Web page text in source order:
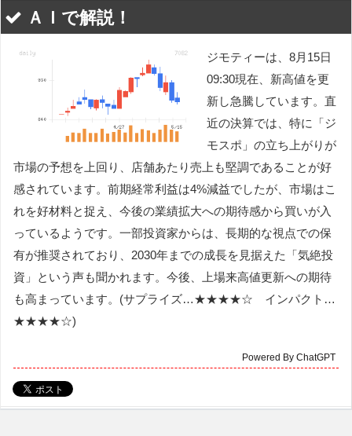
ＡＩで解説！
ジモティーは、8月15日
09:30現在、新高値を更
新し急騰しています。直
近の決算では、特に「ジ
モスポ」の立ち上がりが
市場の予想を上回り、店舗あたり売上も堅調であることが好
感されています。前期経常利益は4%減益でしたが、市場はこ
れを好材料と捉え、今後の業績拡大への期待感から買いが入
っているようです。一部投資家からは、長期的な視点での保
有が推奨されており、2030年までの成長を見据えた「気絶投
資」という声も聞かれます。今後、上場来高値更新への期待
も高まっています。(サプライズ…★★★★☆ インパクト…
★★★★☆)
Powered By ChatGPT